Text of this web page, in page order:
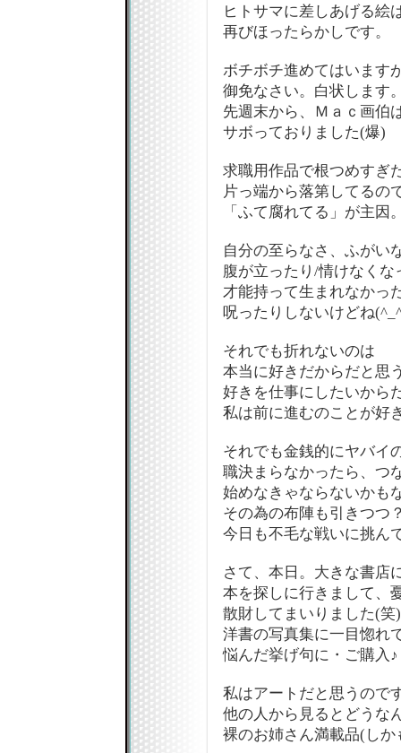
ヒトサマに差しあげる絵
再びほったらかしです。
ボチボチ進めてはいます
御免なさい。白状します
先週末から、Ｍａｃ画伯
サボっておりました(爆)
求職用作品で根つめすぎ
片っ端から落第してるの
「ふて腐れてる」が主因
自分の至らなさ、ふがい
腹が立ったり/情けなくな
才能持って生まれなかっ
呪ったりしないけどね
それでも折れないのは
本当に好きだからだと思
好きを仕事にしたいから
私は前に進むのことが好
それでも金銭的にヤバイ
職決まらなかったら、つ
始めなきゃならないかも
その為の布陣も引きつつ
今日も不毛な戦いに挑ん
さて、本日。大きな書店
本を探しに行きまして、
散財してまいりました(笑)
洋書の写真集に一目惚れ
悩んだ挙げ句に・ご購入♪
私はアートだと思うので
他の人から見るとどうな
裸のお姉さん満載品(しか